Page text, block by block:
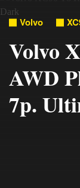
Volvo
Volvo
AWD
7p.